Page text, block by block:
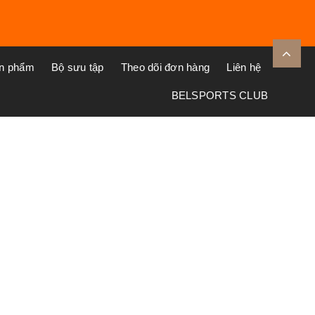
phẩm Bộ sưu tập Theo dõi đơn hàng Liên hệ
BELSPORTS CLUB